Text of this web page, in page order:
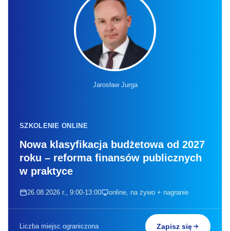
Jarosław Jurga
SZKOLENIE ONLINE
Nowa klasyfikacja budżetowa od 2027
roku – reforma finansów publicznych
w praktyce
26.08.2026 r., 9:00-13:00 online, na żywo + nagranie
Liczba miejsc ograniczona Zapisz się